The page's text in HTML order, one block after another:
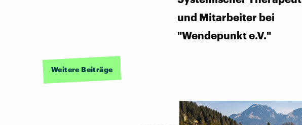
und Mitarbeiter bei
"Wendepunkt e.V."
Weitere Beiträge